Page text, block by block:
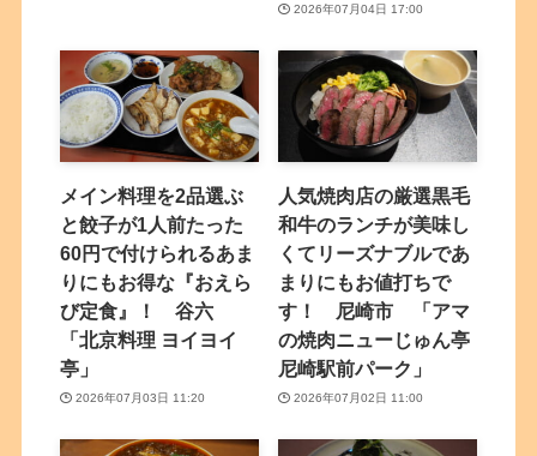
2026年07月04日 17:00
メイン料理を2品選ぶ
と餃子が1人前たった
60円で付けられるあま
りにもお得な『おえら
び定食』！ 谷六
「北京料理 ヨイヨイ
亭」
2026年07月03日 11:20
人気焼肉店の厳選黒毛
和牛のランチが美味し
くてリーズナブルであ
まりにもお値打ちで
す！ 尼崎市 「アマ
の焼肉ニューじゅん亭
尼崎駅前パーク」
2026年07月02日 11:00